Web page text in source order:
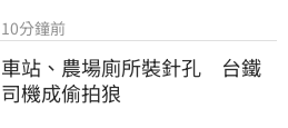
10分鐘前
車站、農場廁所裝針孔　台鐵
司機成偷拍狼